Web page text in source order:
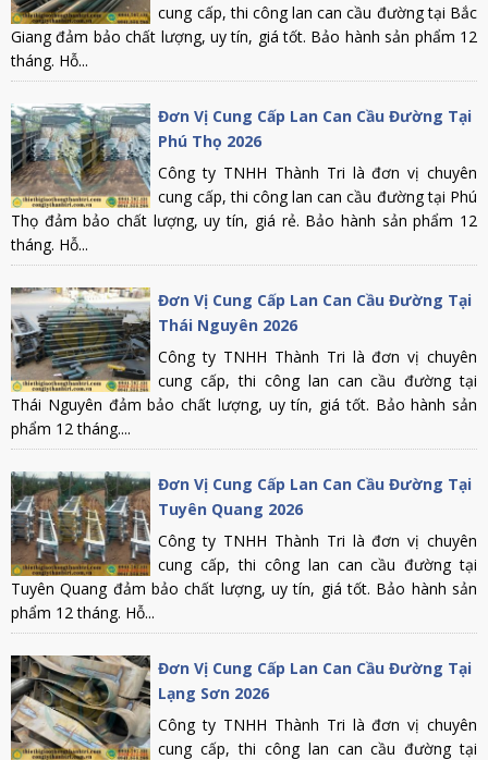
cung cấp, thi công lan can cầu đường tại Bắc
Giang đảm bảo chất lượng, uy tín, giá tốt. Bảo hành sản phẩm 12
tháng. Hỗ...
Đơn Vị Cung Cấp Lan Can Cầu Đường Tại
Phú Thọ 2026
Công ty TNHH Thành Tri là đơn vị chuyên
cung cấp, thi công lan can cầu đường tại Phú
Thọ đảm bảo chất lượng, uy tín, giá rẻ. Bảo hành sản phẩm 12
tháng. Hỗ...
Đơn Vị Cung Cấp Lan Can Cầu Đường Tại
Thái Nguyên 2026
Công ty TNHH Thành Tri là đơn vị chuyên
cung cấp, thi công lan can cầu đường tại
Thái Nguyên đảm bảo chất lượng, uy tín, giá tốt. Bảo hành sản
phẩm 12 tháng....
Đơn Vị Cung Cấp Lan Can Cầu Đường Tại
Tuyên Quang 2026
Công ty TNHH Thành Tri là đơn vị chuyên
cung cấp, thi công lan can cầu đường tại
Tuyên Quang đảm bảo chất lượng, uy tín, giá tốt. Bảo hành sản
phẩm 12 tháng. Hỗ...
Đơn Vị Cung Cấp Lan Can Cầu Đường Tại
Lạng Sơn 2026
Công ty TNHH Thành Tri là đơn vị chuyên
cung cấp, thi công lan can cầu đường tại